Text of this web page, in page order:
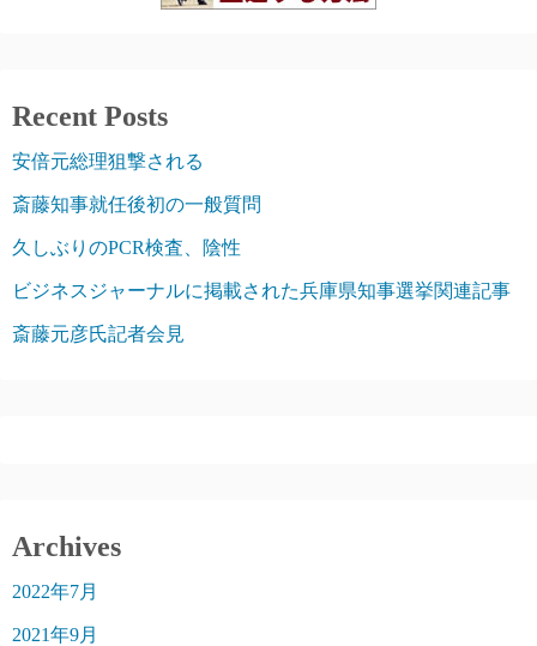
Recent Posts
安倍元総理狙撃される
斎藤知事就任後初の一般質問
久しぶりのPCR検査、陰性
ビジネスジャーナルに掲載された兵庫県知事選挙関連記事
斎藤元彦氏記者会見
Archives
2022年7月
2021年9月